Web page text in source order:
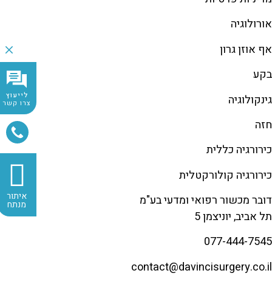
לייעוץ
צרו קשר
איתור
מנתח
אורולוגיה
אף אוזן גרון
בקע
גינקולוגיה
חזה
כירורגיה כללית
כירורגיה קולורקטלית
דובר מכשור רפואי ומדעי בע"מ
תל אביב, יוניצמן 5
077-444-7545
contact@davincisurgery.co.il